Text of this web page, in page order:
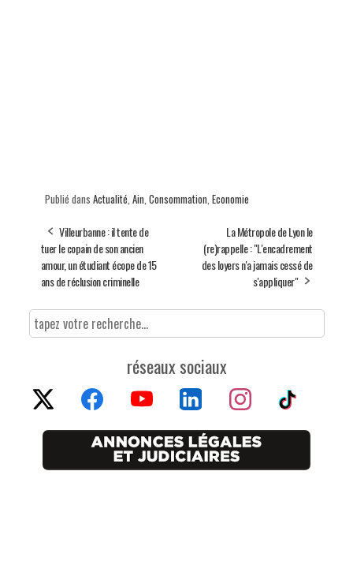
Publié dans Actualité Ain Consommation Economie
Villeurbanne : il tente de
tuer le copain de son ancien
amour, un étudiant écope de 15
ans de réclusion criminelle
La Métropole de Lyon le
(re)rappelle : "L'encadrement
des loyers n'a jamais cessé de
s'appliquer"
réseaux sociaux